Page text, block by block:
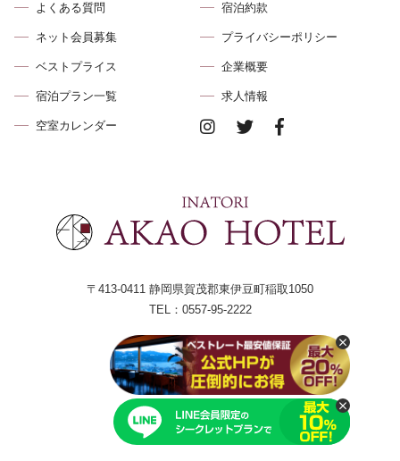
よくある質問
ネット会員募集
ベストプライス
宿泊プラン⼀覧
空室カレンダー
宿泊約款
プライバシーポリシー
企業概要
求⼈情報
〒413-0411 静岡県賀茂郡東伊⾖町稲取1050
TEL：0557-95-2222